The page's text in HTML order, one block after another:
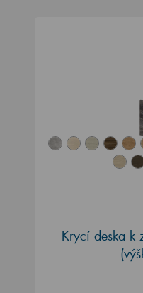
Krycí deska k